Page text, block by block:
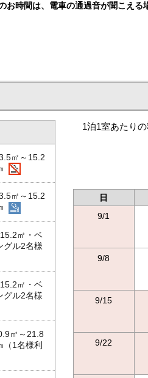
時間は、電車の通過音が聞こえる
㎡～15.2
㎡～15.2
㎡・ベ
グル2名様
㎡・ベ
グル2名様
㎡～21.8
（1名様利
1泊1室あたりの
日
9/1
9/8
9/15
9/22